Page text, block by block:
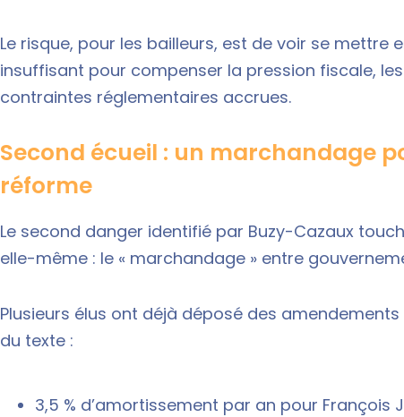
Le risque, pour les bailleurs, est de voir se mettre
insuffisant pour compenser la pression fiscale,
contraintes réglementaires accrues.
Second écueil : un marchandage
réforme
Le second danger identifié par Buzy-Cazaux
elle-même : le « marchandage » entre
Plusieurs élus ont déjà déposé des
du texte :
3,5 % d’amortissement par an pour François